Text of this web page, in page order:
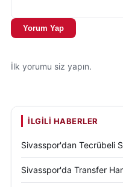
Yorum Yap
İlk yorumu siz yapın.
İLGILI HABERLER
Sivasspor'dan Tecrübeli
Sivasspor'da Transfer